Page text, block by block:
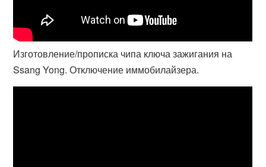
Изготовление/прописка чипа ключа зажигания на
Ssang Yong. Отключение иммобилайзера.